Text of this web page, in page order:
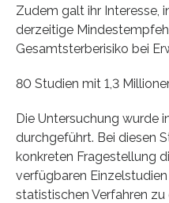
Zudem galt ihr Interesse,
derzeitige
Gesamtsterberisiko bei
80 Studien mit 1,3
Die Untersuchung wurde
durchgeführt. Bei diesen
konkreten Fragestellung
verfügbaren
statistischen Verfahren